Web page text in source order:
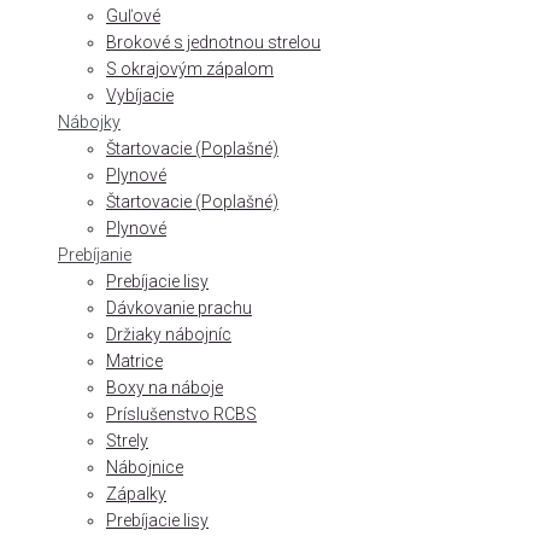
Guľové
Brokové s jednotnou strelou
S okrajovým zápalom
Vybíjacie
Nábojky
Štartovacie (Poplašné)
Plynové
Štartovacie (Poplašné)
Plynové
Prebíjanie
Prebíjacie lisy
Dávkovanie prachu
Držiaky nábojníc
Matrice
Boxy na náboje
Príslušenstvo RCBS
Strely
Nábojnice
Zápalky
Prebíjacie lisy